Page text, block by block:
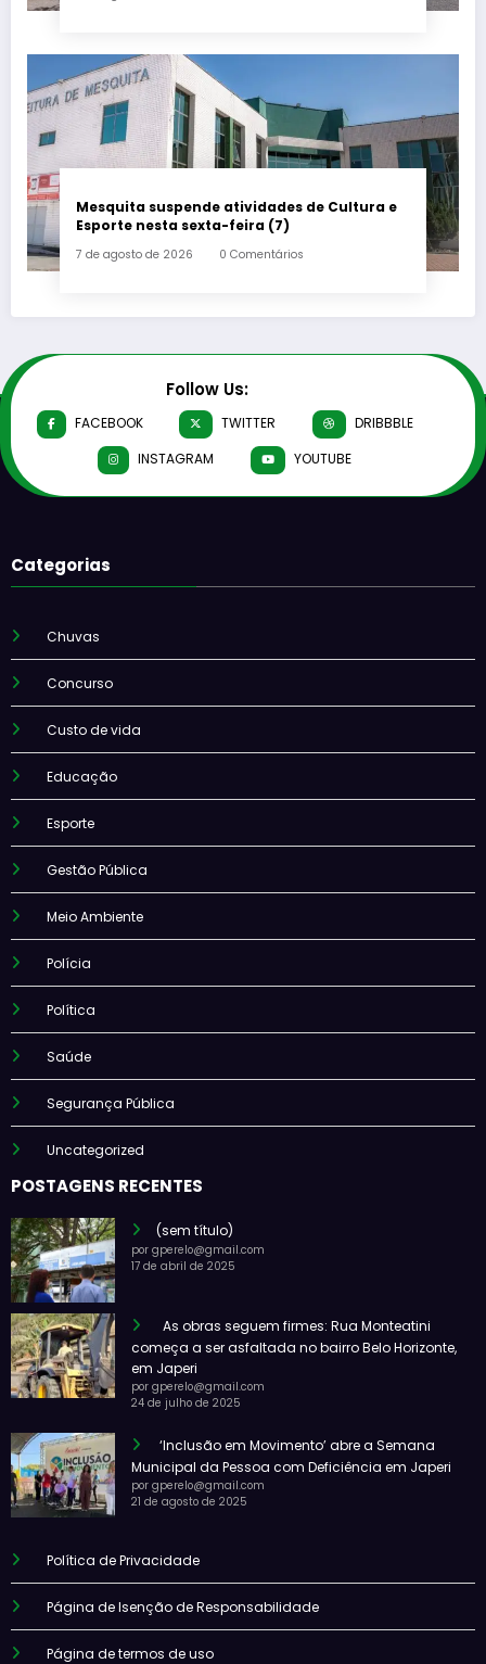
Mesquita suspende atividades de Cultura e
Esporte nesta sexta-feira (7)
7 de agosto de 2026 0 Comentários
Follow Us:
FACEBOOK TWITTER
DRIBBBLE
INSTAGRAM
YOUTUBE
Categorias
Chuvas
Concurso
Custo de vida
Educação
Esporte
Gestão Pública
Meio Ambiente
Polícia
Política
Saúde
Segurança Pública
Uncategorized
POSTAGENS RECENTES
(sem título)
por gperelo@gmail.com
17 de abril de 2025
As obras seguem firmes: Rua Monteatini
começa a ser asfaltada no bairro Belo Horizonte,
em Japeri
por gperelo@gmail.com
24 de julho de 2025
‘Inclusão em Movimento’ abre a Semana
Municipal da Pessoa com Deficiência em Japeri
por gperelo@gmail.com
21 de agosto de 2025
Política de Privacidade
Página de Isenção de Responsabilidade
Página de termos de uso